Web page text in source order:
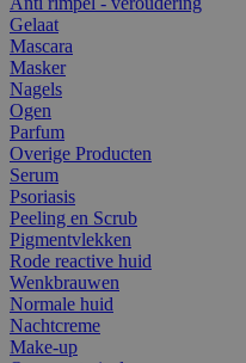
Gelaat
Mascara
Masker
Nagels
Ogen
Parfum
Overige Producten
Serum
Psoriasis
Peeling en Scrub
Pigmentvlekken
Rode reactive huid
Wenkbrauwen
Normale huid
Nachtcreme
Make-up